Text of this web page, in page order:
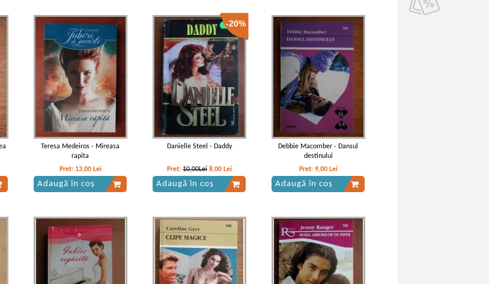
Teresa Medeiros - Mireasa
rapita
Pret: 13,00 Lei
Adaugă în coș
-20%
Danielle Steel - Daddy
Pret:10,00Lei 8,00 Lei
Adaugă în coș
Debbie Macomber - Dansul
destinului
Pret: 9,00 Lei
Adaugă în coș